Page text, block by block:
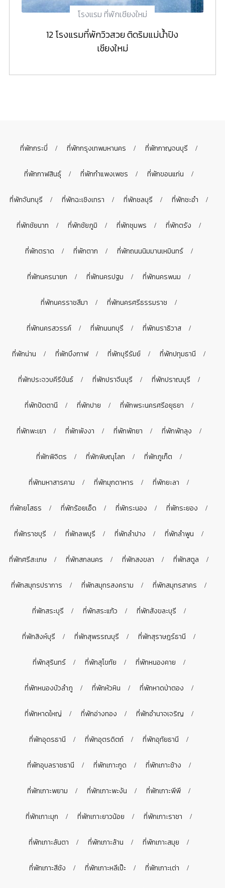
โรงแรม ที่พักเชียงใหม่
12 โรงแรมที่พักวิวสวย ติดริมแม่น้ำปิง
เชียงใหม่
ที่พักกระบี่ ที่พักกรุงเทพมหานคร ที่พักกาญจนบุรี
ที่พักกาฬสินธุ์ ที่พักกำแพงเพชร ที่พักขอนแก่น
ที่พักจันทบุรี ที่พักฉะเชิงเทรา ที่พักชลบุรี ที่พักชะอำ
ที่พักชัยนาท ที่พักชัยภูมิ ที่พักชุมพร ที่พักตรัง
ที่พักตราด ที่พักตาก ที่พักถนนนิมมานเหมินทร์
ที่พักนครนายก ที่พักนครปฐม ที่พักนครพนม
ที่พักนครราชสีมา ที่พักนครศรีธรรมราช
ที่พักนครสวรรค์ ที่พักนนทบุรี ที่พักนราธิวาส
ที่พักน่าน ที่พักบึงกาฬ ที่พักบุรีรัมย์ ที่พักปทุมธานี
ที่พักประจวบคีรีขันธ์ ที่พักปราจีนบุรี ที่พักปราณบุรี
ที่พักปัตตานี ที่พักปาย ที่พักพระนครศรีอยุธยา
ที่พักพะเยา ที่พักพังงา ที่พักพัทยา ที่พักพัทลุง
ที่พักพิจิตร ที่พักพิษณุโลก ที่พักภูเก็ต
ที่พักมหาสารคาม ที่พักมุกดาหาร ที่พักยะลา
ที่พักยโสธร ที่พักร้อยเอ็ด ที่พักระนอง ที่พักระยอง
ที่พักราชบุรี ที่พักลพบุรี ที่พักลำปาง ที่พักลำพูน
ที่พักศรีสะเกษ ที่พักสกลนคร ที่พักสงขลา ที่พักสตูล
ที่พักสมุทรปราการ ที่พักสมุทรสงคราม ที่พักสมุทรสาคร
ที่พักสระบุรี ที่พักสระแก้ว ที่พักสังขละบุรี
ที่พักสิงห์บุรี ที่พักสุพรรณบุรี ที่พักสุราษฎร์ธานี
ที่พักสุรินทร์ ที่พักสุโขทัย ที่พักหนองคาย
ที่พักหนองบัวลำภู ที่พักหัวหิน ที่พักหาดป่าตอง
ที่พักหาดใหญ่ ที่พักอ่างทอง ที่พักอำนาจเจริญ
ที่พักอุดรธานี ที่พักอุตรดิตถ์ ที่พักอุทัยธานี
ที่พักอุบลราชธานี ที่พักเกาะกูด ที่พักเกาะช้าง
ที่พักเกาะพยาม ที่พักเกาะพะงัน ที่พักเกาะพีพี
ที่พักเกาะมุก ที่พักเกาะยาวน้อย ที่พักเกาะราชา
ที่พักเกาะลันตา ที่พักเกาะล้าน ที่พักเกาะสมุย
ที่พักเกาะสีชัง ที่พักเกาะหลีเป๊ะ ที่พักเกาะเต่า